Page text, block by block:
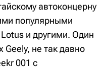
автоконцерну
популярными
и другими. Один
не так давно
001 с